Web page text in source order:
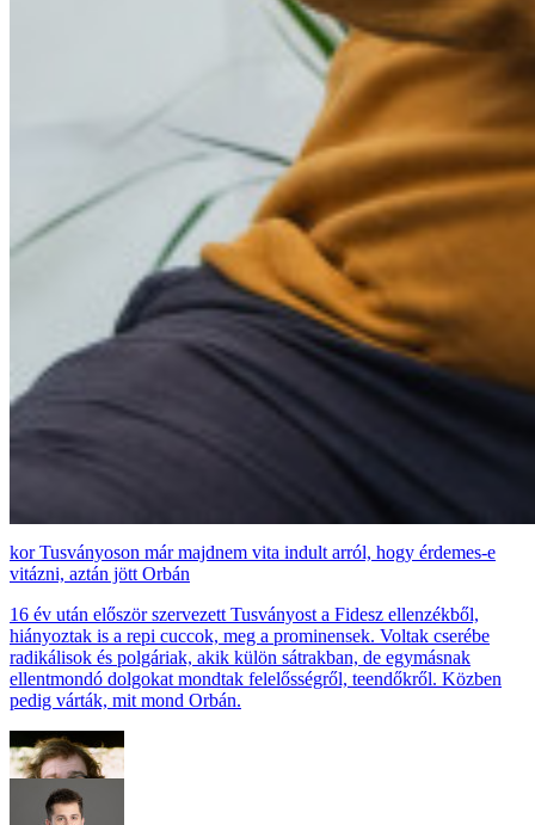
Tusványoson már majdnem vita indult arról, hogy érdemes-e
vitázni, aztán jött Orbán
16 év után először szervezett Tusványost a Fidesz ellenzékből,
hiányoztak is a repi cuccok, meg a prominensek. Voltak cserébe
radikálisok és polgáriak, akik külön sátrakban, de egymásnak
ellentmondó dolgokat mondtak felelősségről, teendőkről. Közben
pedig várták, mit mond Orbán.